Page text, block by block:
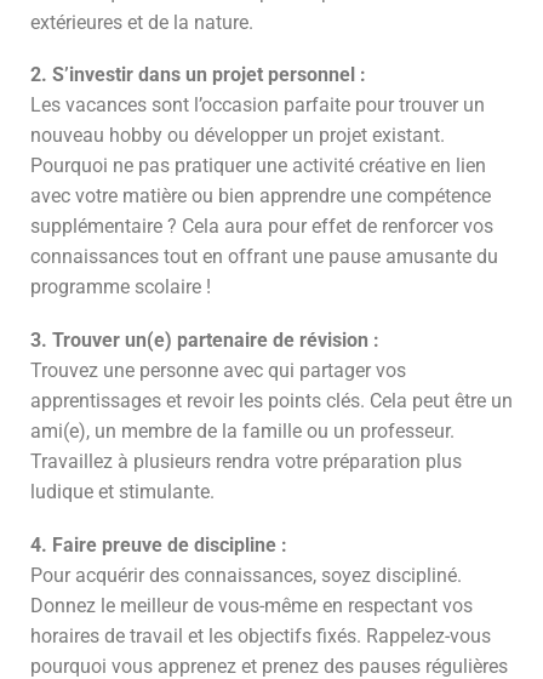
extérieures et de la nature.
2. S’investir dans un projet personnel :
Les vacances sont l’occasion parfaite pour trouver un
nouveau hobby ou développer un projet existant.
Pourquoi ne pas pratiquer une activité créative en lien
avec votre matière ou bien apprendre une compétence
supplémentaire ? Cela aura pour effet de renforcer vos
connaissances tout en offrant une pause amusante du
programme scolaire !
3. Trouver un(e) partenaire de révision :
Trouvez une personne avec qui partager vos
apprentissages et revoir les points clés. Cela peut être un
ami(e), un membre de la famille ou un professeur.
Travaillez à plusieurs rendra votre préparation plus
ludique et stimulante.
4. Faire preuve de discipline :
Pour acquérir des connaissances, soyez discipliné.
Donnez le meilleur de vous-même en respectant vos
horaires de travail et les objectifs fixés. Rappelez-vous
pourquoi vous apprenez et prenez des pauses régulières